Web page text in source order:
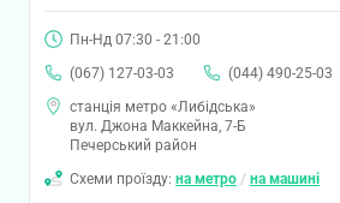
Пн-Нд 07:30 - 21:00
(067) 127-03-03
(044) 490-25-03
станція метро «Либідська»
вул. Джона Маккейна, 7-Б
Печерський район
Схеми проїзду: на метро / на машині